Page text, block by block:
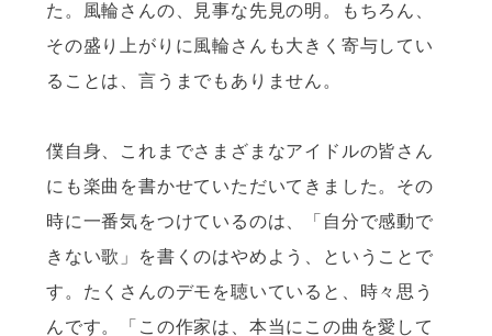
た。風輪さんの、見事な先見の明。もちろん、
その盛り上がりに風輪さんも大きく寄与してい
ることは、言うまでもありません。
僕自身、これまでさまざまなアイドルの皆さん
にも楽曲を書かせていただいてきました。その
時に一番気をつけているのは、「自分で感動で
きない歌」を書くのはやめよう、ということで
す。たくさんのデモを聴いていると、時々思う
んです。「この作家は、本当にこの曲を愛して